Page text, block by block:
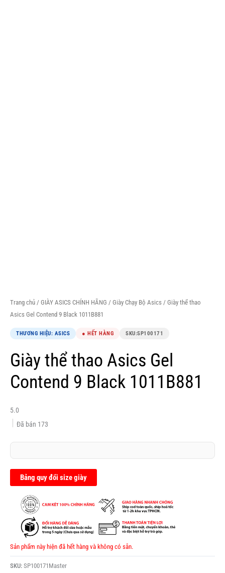
Trang chủ / GIÀY ASICS CHÍNH HÃNG / Giày Chạy Bộ Asics / Giày thể thao
Asics Gel Contend 9 Black 1011B881
THƯƠNG HIỆU: ASICS ● HẾT HÀNG SKU:SP100171
Giày thể thao Asics Gel
Contend 9 Black 1011B881
5.0
Đã bán 173
Bảng quy đổi size giày
Sản phẩm này hiện đã hết hàng và không có sẵn.
SKU: SP100171Master